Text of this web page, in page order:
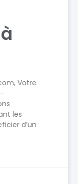
Votre
les
d’un